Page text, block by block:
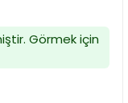
Görmek için